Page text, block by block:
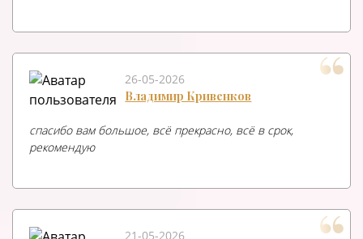
26-05-2026
Владимир Кривенков
спасибо вам большое, всё прекрасно, всё в срок,
рекомендую
21-05-2026